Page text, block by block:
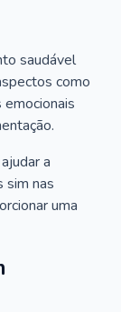
saudável
como
a
sim nas
uma